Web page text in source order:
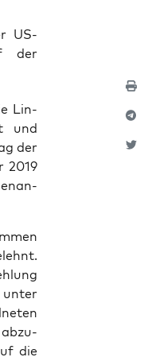
US-
der
Lin­
und
der
2019
unter
abzu­
die